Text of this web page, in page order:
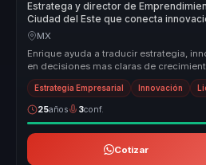
Estratega y director de
Ciudad del Este que conecta
claridad para lideres.
MX
Enrique ayuda a traducir estrategia,
en decisiones mas claras de
para ...
Estrategia Empresarial Innovación
25años 3conf.
Cotizar